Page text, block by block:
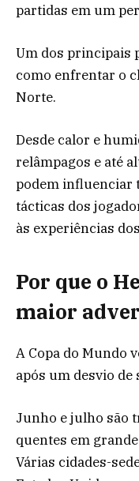
partidas em um
Um dos principais
como enfrentar o
Norte.
Desde calor e
relâmpagos e até
podem influenciar
tácticas dos
às experiências
Por que o
maior
A Copa do Mundo
após um desvio
Junho e julho são
quentes em
Várias cidades-